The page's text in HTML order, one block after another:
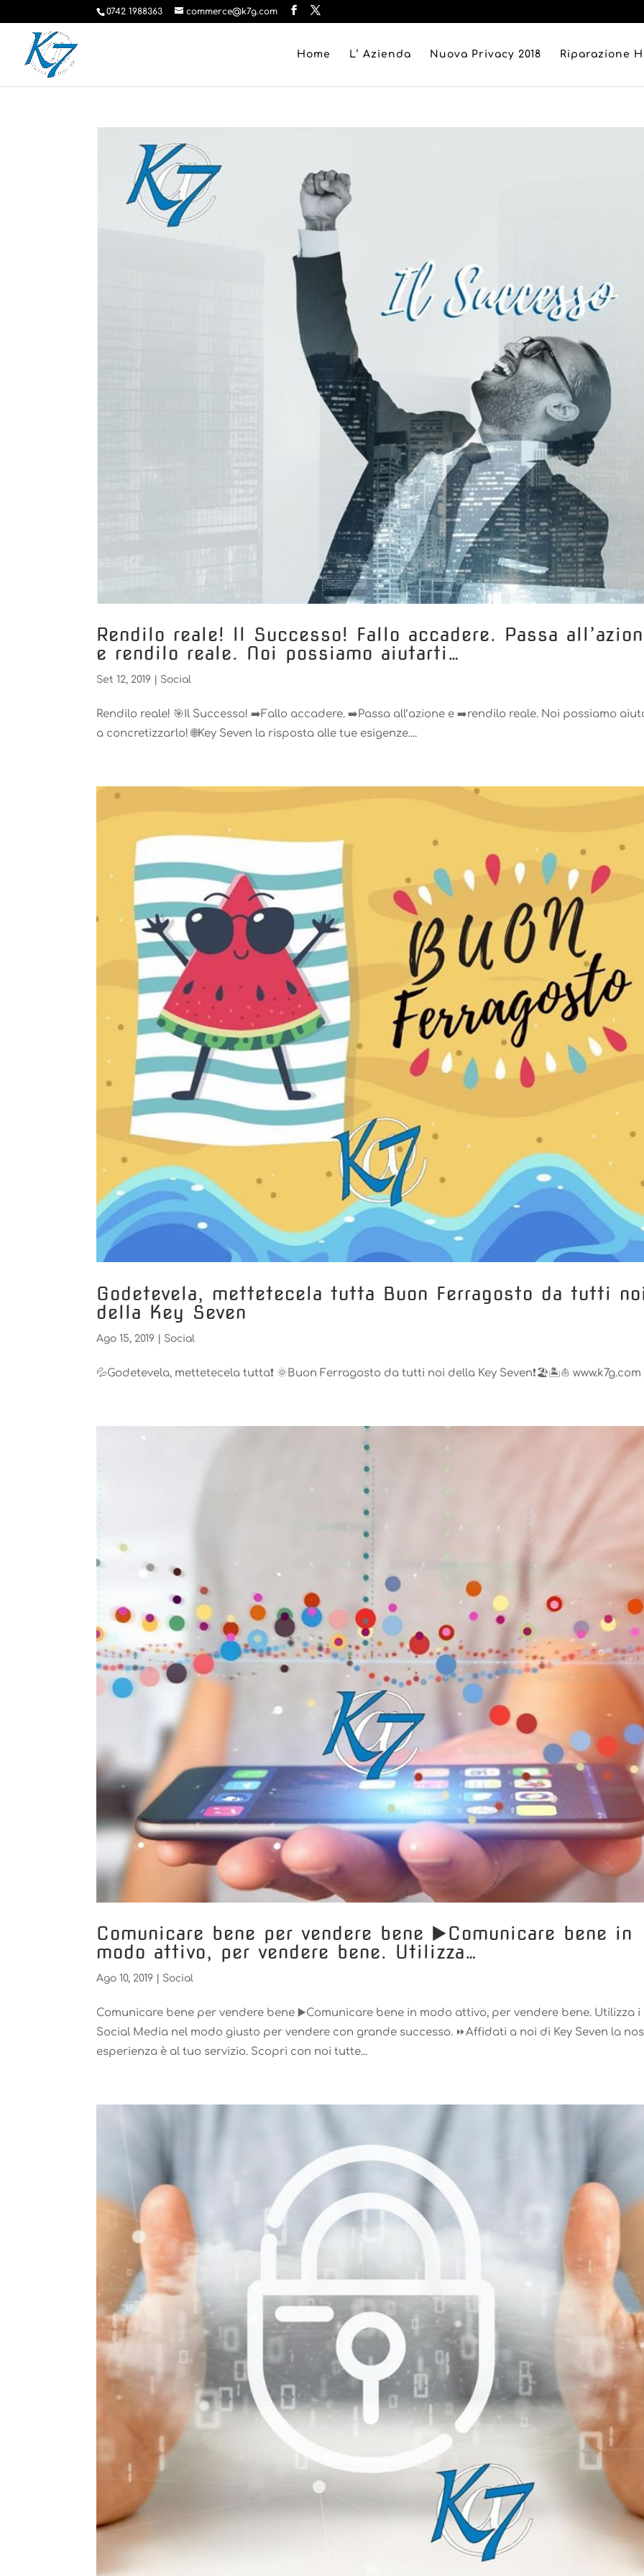
0742 1988363 commerce@k7g.com
Home L’ Azienda Nuova Privacy 2018 Riparazione
Rendilo reale! Il Successo! ️Fallo accadere. ️Passa
e ️rendilo reale. Noi possiamo aiutarti…
Set 12, 2019 Social
Rendilo reale! 🎯Il Successo! ➡️Fallo accadere. ➡️Passa all’azione e ➡️rendilo reale. Noi possiamo
a concretizzarlo! 🌐Key Seven la risposta alle tue esigenze....
Godetevela, mettetecela tutta️ Buon Ferragosto da tutti
della Key Seven️️
Ago 15, 2019 Social
💦Godetevela, mettetecela tutta❗️ 🌞Buon Ferragosto da tutti noi della Key Seven❗️🏖🏝⛵️ www.k7g.com
Comunicare bene per vendere bene ▶️Comunicare bene in
modo attivo, per vendere bene. Utilizza…
Ago 10, 2019 Social
Comunicare bene per vendere bene ▶️Comunicare bene in modo attivo, per vendere bene. Utilizza i
Social Media nel modo giusto per vendere con grande successo. ⏩Affidati a noi di Key Seven la
esperienza è al tuo servizio. Scopri con noi tutte...